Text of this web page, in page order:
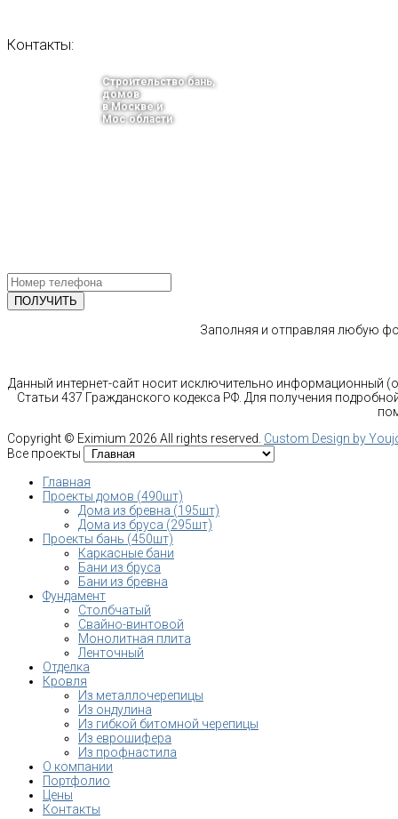
Контакты:
Строительство бань,
домов
в Москве и
Мос.области
Заполняя и отправляя любую
Данный интернет-сайт носит исключительно информационный
Статьи 437 Гражданского кодекса РФ. Для получения
Copyright © Eximium 2026 All rights reserved. Custom Design by
Все проекты
Главная
Проекты домов (490шт)
Дома из бревна (195шт)
Дома из бруса (295шт)
Проекты бань (450шт)
Каркасные бани
Бани из бруса
Бани из бревна
Фундамент
Столбчатый
Свайно-винтовой
Монолитная плита
Ленточный
Отделка
Кровля
Из металлочерепицы
Из ондулина
Из гибкой битомной черепицы
Из еврошифера
Из профнастила
О компании
Портфолио
Цены
Контакты